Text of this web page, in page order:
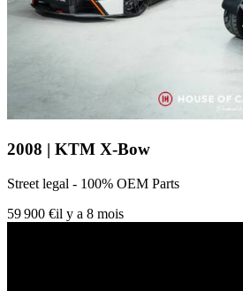
2008 | KTM X-Bow
Street legal - 100% OEM Parts
59 900 €il y a 8 mois